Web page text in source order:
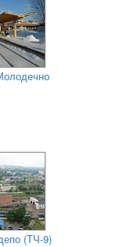
(ТЧ-9)